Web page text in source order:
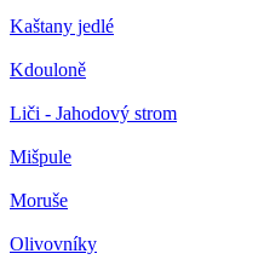
Kaštany jedlé
Kdouloně
Liči - Jahodový strom
Mišpule
Moruše
Olivovníky